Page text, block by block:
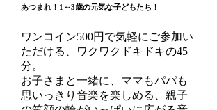
あつまれ！1～3歳の元気な子どもたち！
ワンコイン500円で気軽にご参加い
ただける、ワクワクドキドキの45
分。
お子さまと一緒に、ママもパパも
思いっきり音楽を楽しめる、親子